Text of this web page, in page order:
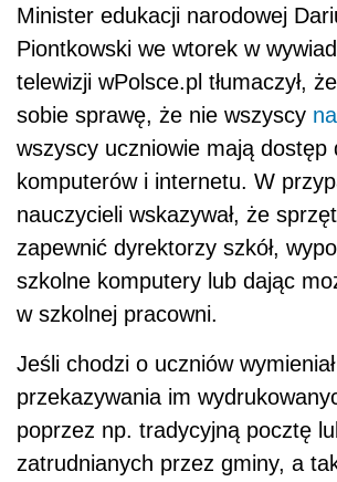
Minister edukacji narodowej
Piontkowski we wtorek w
telewizji wPolsce.pl tłumaczył,
sobie sprawę, że nie wszyscy
wszyscy uczniowie mają dostęp
komputerów i internetu. W
nauczycieli wskazywał, że
zapewnić dyrektorzy szkół,
szkolne komputery lub dając
w szkolnej pracowni.
Jeśli chodzi o uczniów
przekazywania im
poprzez np. tradycyjną pocztę
zatrudnianych przez gminy, a